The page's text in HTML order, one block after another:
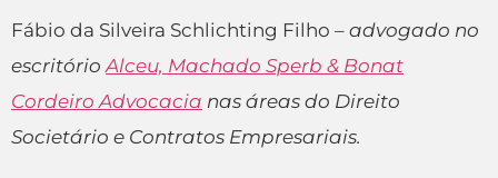
Fábio da Silveira Schlichting Filho – advogado no
escritório Alceu, Machado Sperb & Bonat
Cordeiro Advocacia nas áreas do Direito
Societário e Contratos Empresariais.